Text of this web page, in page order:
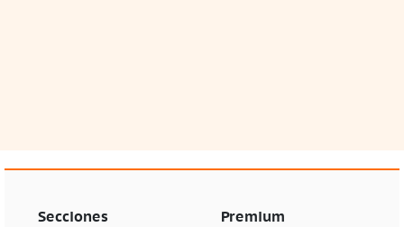
Secciones Premium